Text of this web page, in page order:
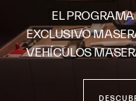
EL
EXCLUSIVO
VEHÍCULOS